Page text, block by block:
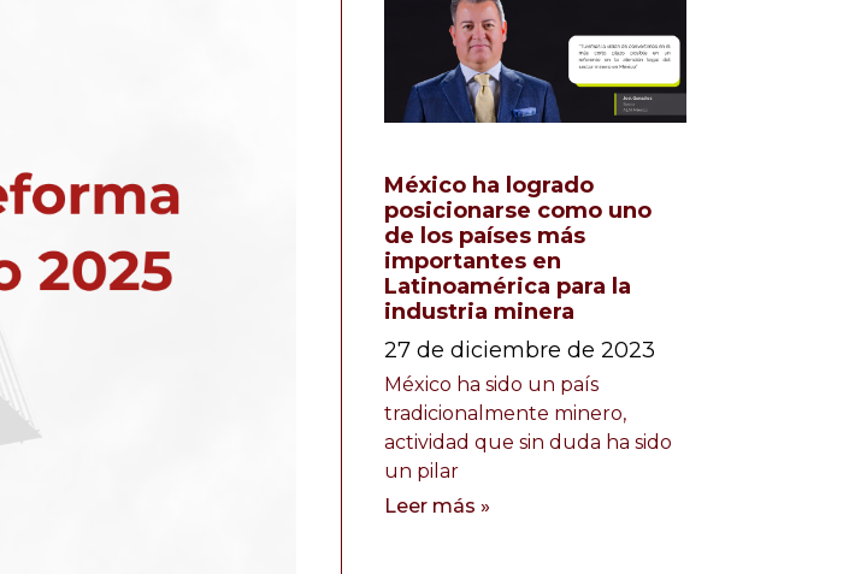
México ha logrado
posicionarse como uno
de los países más
importantes en
Latinoamérica para la
industria minera
27 de diciembre de 2023
México ha sido un país
tradicionalmente minero,
actividad que sin duda ha sido
un pilar
Leer más »